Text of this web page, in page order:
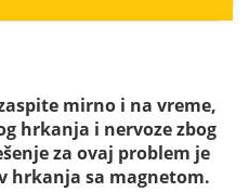
mirno i na vreme,
hrkanja i nervoze zbog
za ovaj problem je
hrkanja sa magnetom.